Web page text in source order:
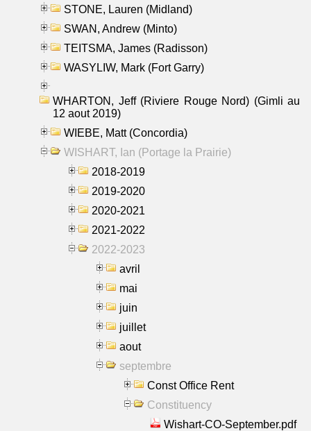
STONE, Lauren (Midland)
SWAN, Andrew (Minto)
TEITSMA, James (Radisson)
WASYLIW, Mark (Fort Garry)
WHARTON, Jeff (Riviere Rouge Nord) (Gimli au
12 aout 2019)
WIEBE, Matt (Concordia)
WISHART, Ian (Portage la Prairie)
2018-2019
2019-2020
2020-2021
2021-2022
2022-2023
avril
mai
juin
juillet
aout
septembre
Const Office Rent
Constituency
Wishart-CO-September.pdf